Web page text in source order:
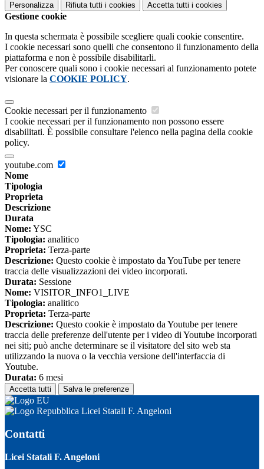
Personalizza Rifiuta tutti i cookies Accetta tutti i cookies
Gestione cookie
In questa schermata è possibile scegliere quali cookie consentire.
I cookie necessari sono quelli che consentono il funzionamento della
piattaforma e non è possibile disabilitarli.
Per conoscere quali sono i cookie necessari al funzionamento potete
visionare la COOKIE POLICY.
Cookie necessari per il funzionamento
I cookie necessari per il funzionamento non possono essere
disabilitati. È possibile consultare l'elenco nella pagina della cookie
policy.
youtube.com
Nome
Tipologia
Proprieta
Descrizione
Durata
Nome: YSC
Tipologia: analitico
Proprieta: Terza-parte
Descrizione: Questo cookie è impostato da YouTube per tenere
traccia delle visualizzazioni dei video incorporati.
Durata: Sessione
Nome: VISITOR_INFO1_LIVE
Tipologia: analitico
Proprieta: Terza-parte
Descrizione: Questo cookie è impostato da Youtube per tenere
traccia delle preferenze dell'utente per i video di Youtube incorporati
nei siti; può anche determinare se il visitatore del sito web sta
utilizzando la nuova o la vecchia versione dell'interfaccia di
Youtube.
Durata: 6 mesi
Accetta tutti Salva le preferenze
Licei Statali F. Angeloni
Contatti
Licei Statali F. Angeloni